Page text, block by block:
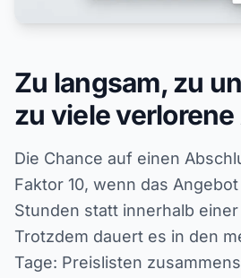
Zu langsam, zu
zu viele
Die Chance auf einen
Faktor 10, wenn das
Stunden statt innerhalb
Trotzdem dauert es in den
Tage: Preislisten